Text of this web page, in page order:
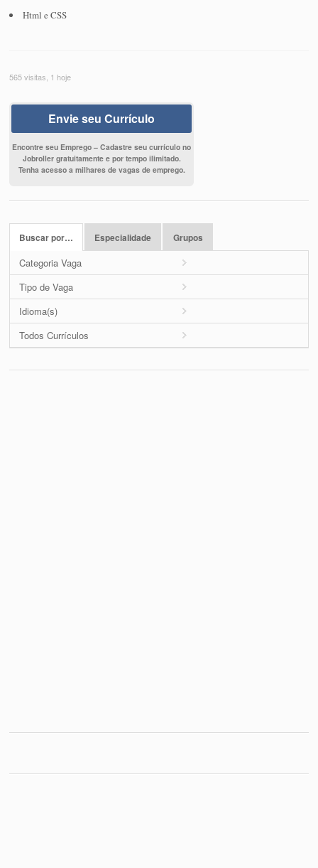
Html e CSS
565 visitas, 1 hoje
Envie seu Currículo
Encontre seu Emprego – Cadastre seu currículo no
Jobroller gratuitamente e por tempo ilimitado.
Tenha acesso a milhares de vagas de emprego.
Buscar por… Especialidade Grupos
Categoria Vaga
Tipo de Vaga
Idioma(s)
Todos Currículos